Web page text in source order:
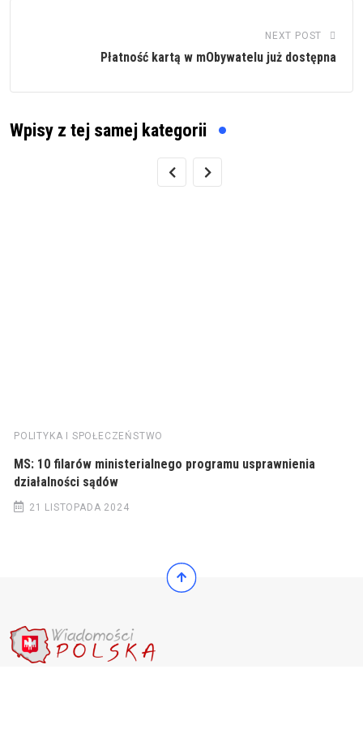
NEXT POST
Płatność kartą w mObywatelu już dostępna
Wpisy z tej samej kategorii
POLITYKA I SPOŁECZEŃSTWO
MS: 10 filarów ministerialnego programu usprawnienia
działalności sądów
21 LISTOPADA 2024